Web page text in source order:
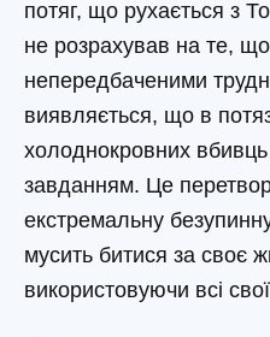
потяг, що рухається з
не розрахував на те, що
непередбаченими
виявляється, що в
холоднокровних вбивць
завданням. Це
екстремальну
мусить битися за своє
використовуючи всі